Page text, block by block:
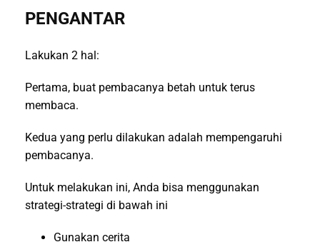
PENGANTAR
Lakukan 2 hal:
Pertama, buat pembacanya betah untuk terus
membaca.
Kedua yang perlu dilakukan adalah mempengaruhi
pembacanya.
Untuk melakukan ini, Anda bisa menggunakan
strategi-strategi di bawah ini
Gunakan cerita